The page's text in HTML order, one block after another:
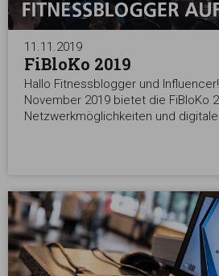
11.11.2019
FiBloKo 2019
Hallo Fitnessblogger und
November 2019 bietet die FiBloKo
Netzwerkmöglichkeiten und